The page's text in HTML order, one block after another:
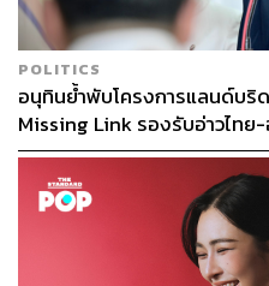
POLITICS
อนุทินย้ำพับโครงการแลนด์บริ
Missing Link รองรับอ่าวไทย